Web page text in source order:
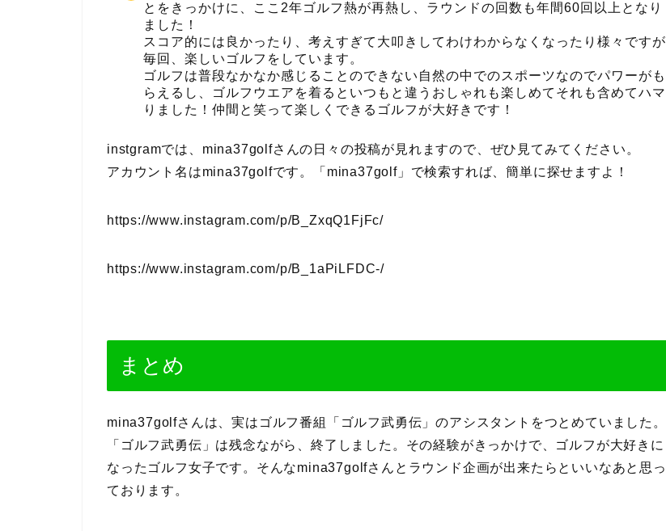
とをきっかけに、ここ2年ゴルフ熱が再熱し、ラウンドの回数も年間60回以上となり
ました！
スコア的には良かったり、考えすぎて大叩きしてわけわからなくなったり様々ですが
毎回、楽しいゴルフをしています。
ゴルフは普段なかなか感じることのできない自然の中でのスポーツなのでパワーがも
らえるし、ゴルフウエアを着るといつもと違うおしゃれも楽しめてそれも含めてハマ
りました！仲間と笑って楽しくできるゴルフが大好きです！
instgramでは、mina37golfさんの日々の投稿が見れますので、ぜひ見てみてください。
アカウント名はmina37golfです。「mina37golf」で検索すれば、簡単に探せますよ！
https://www.instagram.com/p/B_ZxqQ1FjFc/
https://www.instagram.com/p/B_1aPiLFDC-/
まとめ
mina37golfさんは、実はゴルフ番組「ゴルフ武勇伝」のアシスタントをつとめていました。
「ゴルフ武勇伝」は残念ながら、終了しました。その経験がきっかけで、ゴルフが大好きに
なったゴルフ女子です。そんなmina37golfさんとラウンド企画が出来たらといいなあと思っ
ております。